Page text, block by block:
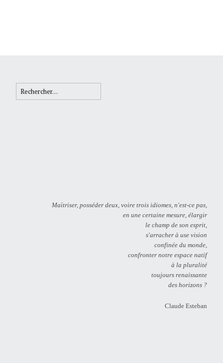
Rechercher :
Maïtriser, posséder deux, voire trois idiomes, n'est-ce pas,
en une certaine mesure, élargir
le champ de son esprit,
s'arracher à use vision
confinée du monde,
confronter notre espace natif
à la pluralité
toujours renaissante
des horizons ?
Claude Esteban